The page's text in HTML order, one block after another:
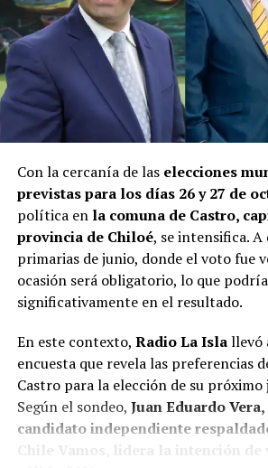
Con la cercanía de las elecciones
previstas para los días 26 y 27 de
política en la comuna de Castro,
provincia de Chiloé, se intensifica.
primarias de junio, donde el voto fue
ocasión será obligatorio, lo que
significativamente en el resultado.
En este contexto, Radio La Islallevó
encuesta que revela las preferencias
Castro para la elección de su próximo
Según el sondeo, Juan Eduardo
candidato independiente
Chile Vamos, lidera la intención de